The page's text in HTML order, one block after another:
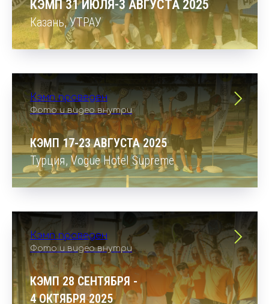
КЭМП 31 ИЮЛЯ-3 АВГУСТА 2025
Казань,УТРАУ
Кэмп проведен
Фото и видео внутри
КЭМП 17-23 АВГУСТА 2025
Турция, Vogue Hotel Supreme
Кэмп проведен
Фото и видео внутри
КЭМП 28 СЕНТЯБРЯ -
4 ОКТЯБРЯ 2025